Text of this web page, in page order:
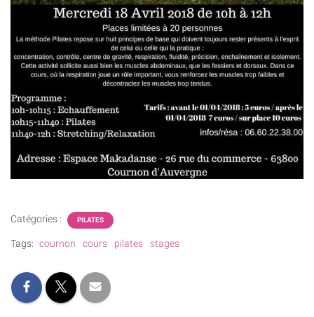
Catégories : PILATES
Tags: cournon cours pilates stages